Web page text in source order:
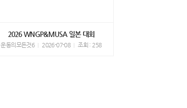
2026 WNGP&MUSA 일본 대회
운동의모든것6 2026-07-08 조회 : 258